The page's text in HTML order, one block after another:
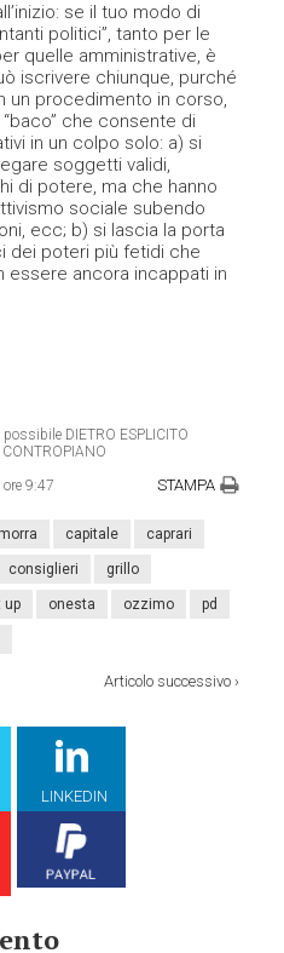
se il tuo modo di
politici”, tanto per le
quelle amministrative, è
iscrivere chiunque, purché
un procedimento in corso,
che consente di
in un colpo solo: a) si
soggetti validi,
di potere, ma che hanno
sociale subendo
ecc; b) si lascia la porta
dei poteri più fetidi che
essere ancora incappati in
DIETRO ESPLICITO
9:47 STAMPA
capitale caprari
consiglieri grillo
up onesta ozzimo pd
Articolo successivo›
LINKEDIN